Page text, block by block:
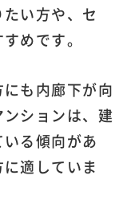
い方や、セ
めです。
も内廊下が向
ションは、建
る傾向があ
適していま